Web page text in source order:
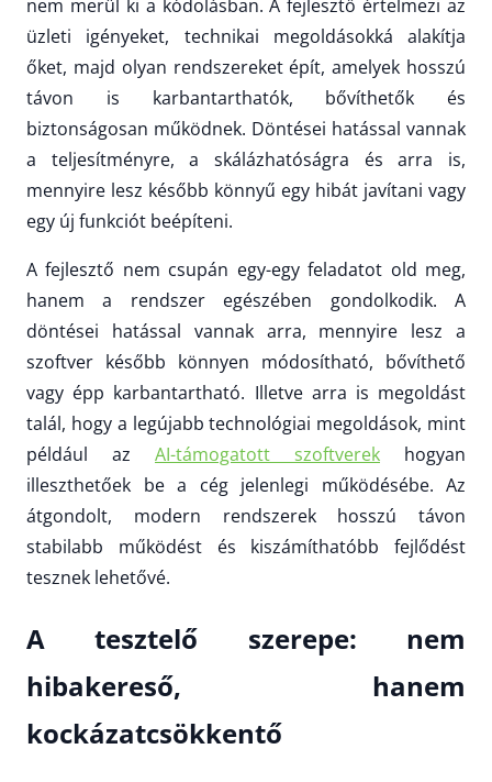
nem merül ki a kódolásban. A fejlesztő értelmezi az
üzleti igényeket, technikai megoldásokká alakítja
őket, majd olyan rendszereket épít, amelyek hosszú
távon is karbantarthatók, bővíthetők és
biztonságosan működnek. Döntései hatással vannak
a teljesítményre, a skálázhatóságra és arra is,
mennyire lesz később könnyű egy hibát javítani vagy
egy új funkciót beépíteni.
A fejlesztő nem csupán egy-egy feladatot old meg,
hanem a rendszer egészében gondolkodik. A
döntései hatással vannak arra, mennyire lesz a
szoftver később könnyen módosítható, bővíthető
vagy épp karbantartható. Illetve arra is megoldást
talál, hogy a legújabb technológiai megoldások, mint
például az AI-támogatott szoftverek hogyan
illeszthetőek be a cég jelenlegi működésébe. Az
átgondolt, modern rendszerek hosszú távon
stabilabb működést és kiszámíthatóbb fejlődést
tesznek lehetővé.
A tesztelő szerepe: nem
hibakereső, hanem
kockázatcsökkentő